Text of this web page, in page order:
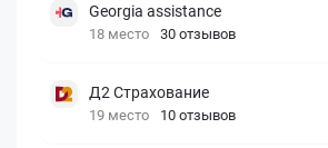
Georgia assistance
18 место 30 отзывов
Д2 Страхование
19 место 10 отзывов